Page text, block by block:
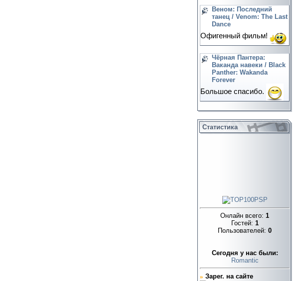
Веном: Последний
танец / Venom: The Last
Dance
Офигенный фильм!
Чёрная Пантера:
Ваканда навеки / Black
Panther: Wakanda
Forever
Большое спасибо.
Статистика
Онлайн всего: 1
Гостей: 1
Пользователей: 0
Cегодня у нас были:
Romantic
» Зарег. на сайте